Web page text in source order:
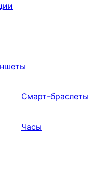
Смарт-браслеты
Часы